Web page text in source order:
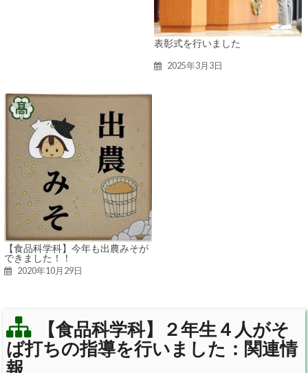
表彰式を行いました
2025年3月3日
【食品科学科】今年も出農みそが
できました！！
2020年10月29日
【食品科学科】２年生４人がそ
ば打ちの指導を行いました：関連情
報